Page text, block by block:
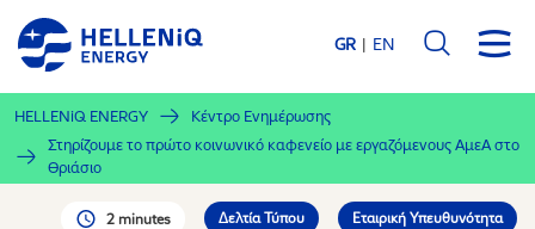
Παράκαμψη
προς
κυρίως
περιεχόμενο
GR EN
HELLENiQ ENERGY
Κέντρο Ενημέρωσης
Στηρίζουμε το πρώτο κοινωνικό καφενείο με εργαζόμενους ΑμεΑ στο
Θριάσιο
2 minutes Δελτία Τύπου Εταιρική Υπευθυνότητα